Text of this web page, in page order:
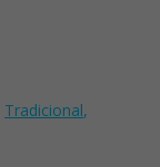
Tradicional,